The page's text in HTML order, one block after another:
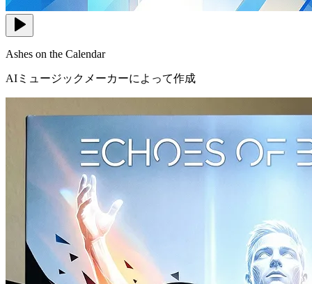
Ashes on the Calendar
AIミュージックメーカーによって作成